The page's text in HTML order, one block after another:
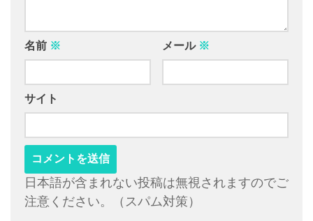
名前 ※ メール ※
サイト
日本語が含まれない投稿は無視されますのでご
注意ください。（スパム対策）